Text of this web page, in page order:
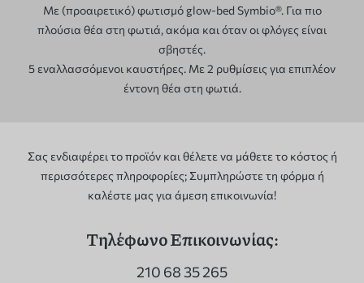
Με (προαιρετικό) φωτισμό glow-bed Symbio®. Για πιο
πλούσια θέα στη φωτιά, ακόμα και όταν οι φλόγες είναι
σβηστές.
5 εναλλασσόμενοι καυστήρες. Με 2 ρυθμίσεις για επιπλέον
έντονη θέα στη φωτιά.
Σας ενδιαφέρει το προϊόν και θέλετε να μάθετε το κόστος ή
περισσότερες πληροφορίες; Συμπληρώστε τη φόρμα ή
καλέστε μας για άμεση επικοινωνία!
Τηλέφωνο Επικοινωνίας:
210 68 35 265